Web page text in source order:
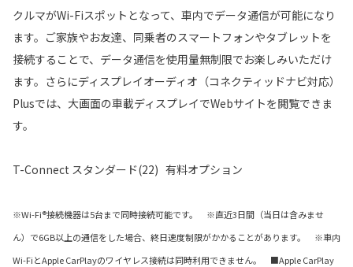
クルマがWi-Fiスポットとなって、車内でデータ通信が可能になり
ます。ご家族やお友達、同乗者のスマートフォンやタブレットを
接続することで、データ通信を使用量無制限でお楽しみいただけ
ます。さらにディスプレイオーディオ（コネクティッドナビ対応）
Plusでは、大画面の車載ディスプレイでWebサイトを閲覧できま
す。
T-Connect スタンダード(22) 有料オプション
※Wi-Fi®接続機器は5台まで同時接続可能です。 ※直近3日間（当日は含みませ
ん）で6GB以上の通信をした場合、終日速度制限がかかることがあります。 ※車内
Wi-FiとApple CarPlayのワイヤレス接続は同時利用できません。 ■Apple CarPlay